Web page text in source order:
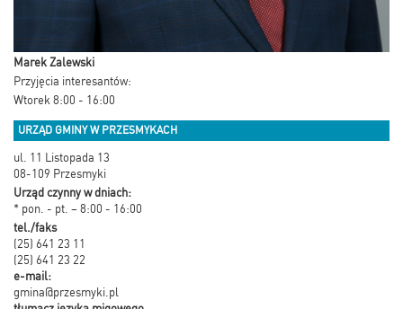
Marek Zalewski
Przyjęcia interesantów:
Wtorek 8:00 - 16:00
URZĄD GMINY W PRZESMYKACH
ul. 11 Listopada 13
08-109 Przesmyki
Urząd czynny w dniach:
* pon. - pt. – 8:00 - 16:00
tel./faks
(25) 641 23 11
(25) 641 23 22
e-mail:
gmina@przesmyki.pl